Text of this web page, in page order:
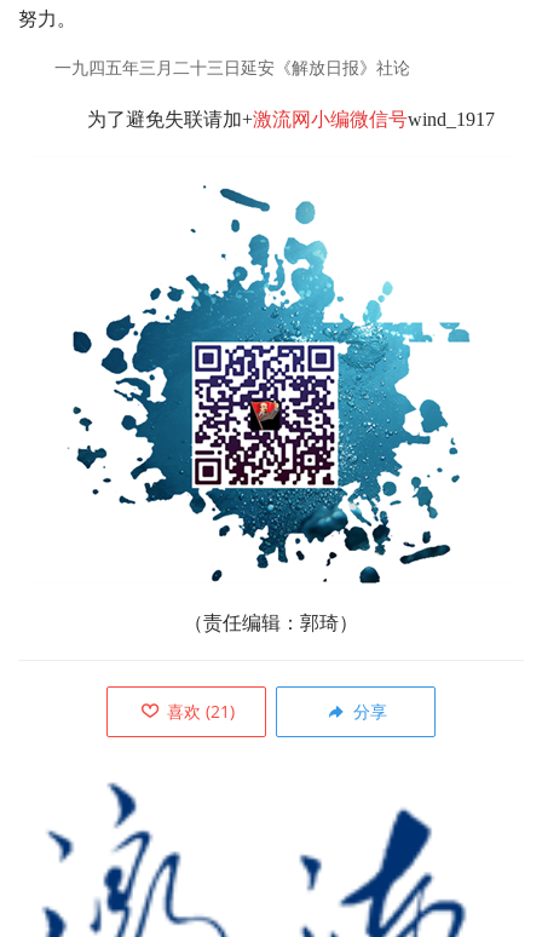
努力。
一九四五年三月二十三日延安《解放日报》社论
为了避免失联请加+激流网小编微信号wind_1917
（责任编辑：郭琦）
喜欢 (21) 分享